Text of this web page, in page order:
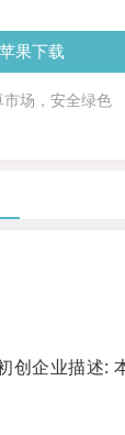
苹果下载
市场，安全绿色
业描述: